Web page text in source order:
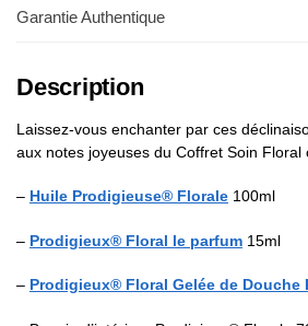
Garantie Authentique
Description
Laissez-vous enchanter par ces
aux notes joyeuses du Coffret Soin Floral
– Huile Prodigieuse® Florale 100ml
– Prodigieux® Floral le parfum 15ml
– Prodigieux® Floral Gelée de Douche